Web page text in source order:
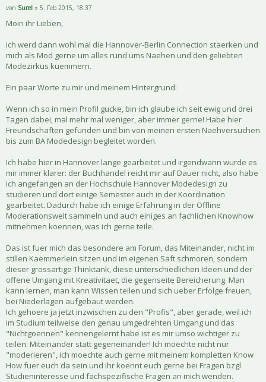
von Surel » 5. Feb 2015, 18:37
Moin ihr Lieben,
ich werd dann wohl mal die Hannover-Berlin Connection staerken und
mich als Mod gerne um alles rund ums Naehen und den geliebten
Modezirkus kuemmern.
Ein paar Worte zu mir und meinem Hintergrund:
Wenn ich so in mein Profil gucke, bin ich glaube ich seit ewig und drei
Tagen dabei, mal mehr mal weniger, aber immer gerne! Habe hier
Freundschaften gefunden und bin von meinen ersten Naehversuchen
bis zum BA Modedesign begleitet worden.
Ich habe hier in Hannover lange gearbeitet und irgendwann wurde es
mir immer klarer: der Buchhandel reicht mir auf Dauer nicht, also habe
ich angefangen an der Hochschule Hannover Modedesign zu
studieren und dort einige Semester auch in der Koordination
gearbeitet. Dadurch habe ich einige Erfahrung in der Offline
Moderationswelt sammeln und auch einiges an fachlichen Knowhow
mitnehmen koennen, was ich gerne teile.
Das ist fuer mich das besondere am Forum, das Miteinander, nicht im
stillen Kaemmerlein sitzen und im eigenen Saft schmoren, sondern
dieser grossartige Thinktank, diese unterschiedlichen Ideen und der
offene Umgang mit Kreativitaet, die gegenseite Bereicherung. Man
kann lernen, man kann Wissen teilen und sich ueber Erfolge freuen,
bei Niederlagen aufgebaut werden.
Ich gehoere ja jetzt inzwischen zu den "Profis", aber gerade, weil ich
im Studium teilweise den genau umgedrehten Umgang und das
"Nichtgoennen" kennengelernt habe ist es mir umso wichtiger zu
teilen: Miteinander statt gegeneinander! Ich moechte nicht nur
"moderieren", ich moechte auch gerne mit meinem kompletten Know
How fuer euch da sein und ihr koennt euch gerne bei Fragen bzgl
Studieninteresse und fachspezifische Fragen an mich wenden.